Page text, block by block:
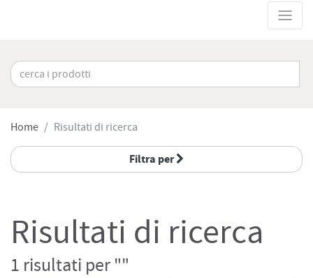
Home Risultati di ricerca
Filtra per
Risultati di ricerca
1 risultati per ""